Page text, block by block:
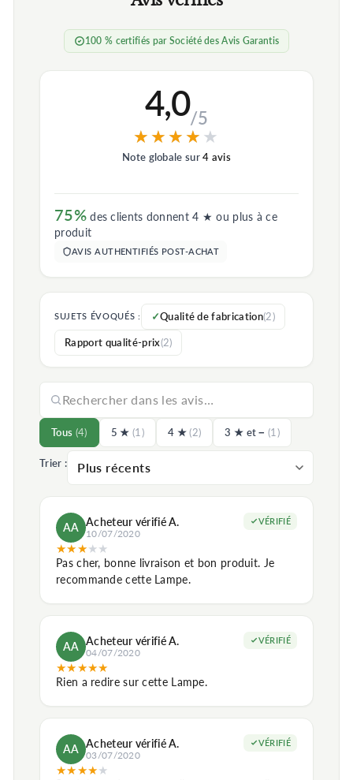
100 % certifiés par Société des Avis Garantis
4,0/5
★★★★★
★★★★★
Note globale sur4 avis
75%des clients donnent 4 ★ ou plus à ce
produit
AVIS AUTHENTIFIÉS POST-ACHAT
SUJETS ÉVOQUÉS : Qualité de fabrication(2)
Rapport qualité-prix(2)
Tous (4) 5 ★ (1) 4 ★(2) 3 ★ et −(1)
Trier :
AA Acheteur vérifié A.
10/07/2020
VÉRIFIÉ
★★★★★
Pas cher, bonne livraison et bon produit. Je
recommande cette Lampe.
AA Acheteur vérifié A.
04/07/2020
VÉRIFIÉ
★★★★★
Rien a redire sur cette Lampe.
AA Acheteur vérifié A.
03/07/2020
VÉRIFIÉ
★★★★★